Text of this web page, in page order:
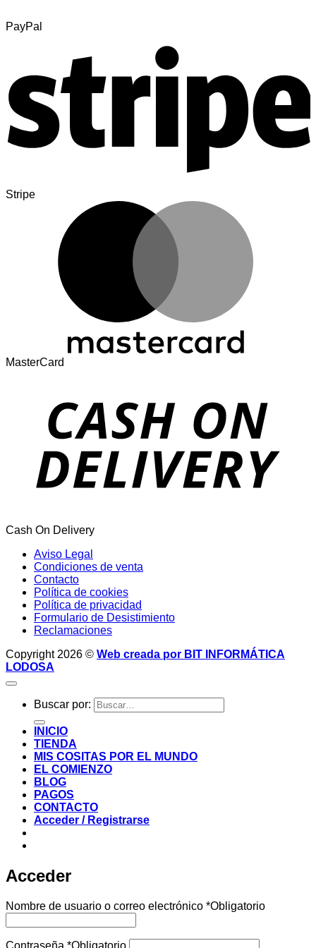
PayPal
Stripe
MasterCard
Cash On Delivery
Aviso Legal
Condiciones de venta
Contacto
Política de cookies
Política de privacidad
Formulario de Desistimiento
Reclamaciones
Copyright 2026 © Web creada por BIT INFORMÁTICA
LODOSA
Buscar por:
INICIO
TIENDA
MIS COSITAS POR EL MUNDO
EL COMIENZO
BLOG
PAGOS
CONTACTO
Acceder / Registrarse
Acceder
Nombre de usuario o correo electrónico *Obligatorio